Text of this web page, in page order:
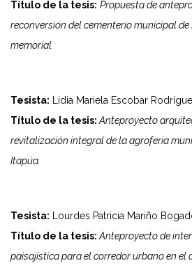
Título de la tesis: Propuesta de
reconversión del cementerio municipal
memorial.
Tesista: Lidia Mariela Escobar
Título de la tesis:Anteproyecto
revitalización integral de la agroferia
Itapúa.
Tesista: Lourdes Patricia Mariño
Título de la tesis:Anteproyecto de
paisajística para el corredor urbano en el